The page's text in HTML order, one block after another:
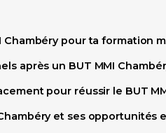
Chambéry pour ta formation
après un BUT MMI
pour réussir le BUT
et ses opportunités